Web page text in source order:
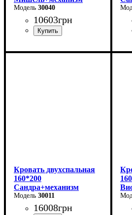
(серая)30040
10603грн
Ширина: 166 см
Кровать двухспальная
160*200
Сандра+механизм
(бежевая)
30011
16008грн